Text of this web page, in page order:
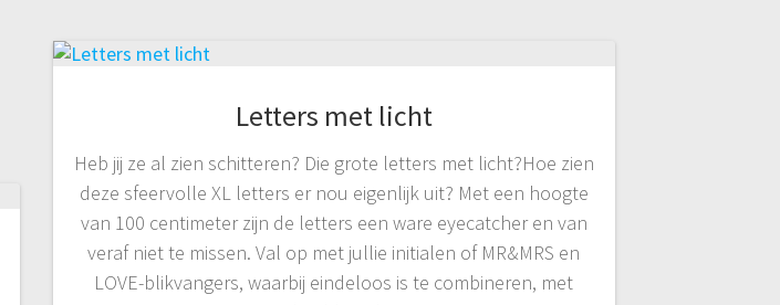
Letters met licht
Heb jij ze al zien schitteren? Die grote letters met licht?Hoe zien
deze sfeervolle XL letters er nou eigenlijk uit? Met een hoogte
van 100 centimeter zijn de letters een ware eyecatcher en van
veraf niet te missen. Val op met jullie initialen of MR&MRS en
LOVE-blikvangers, waarbij eindeloos is te combineren, met